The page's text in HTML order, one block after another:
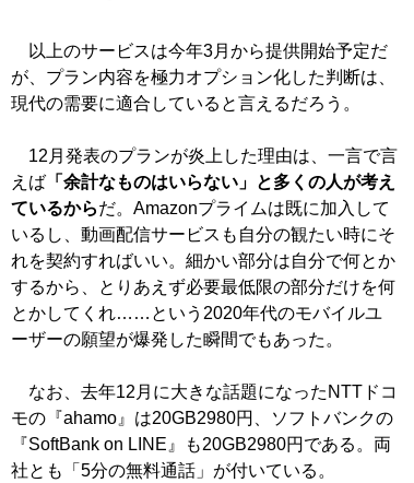
以上のサービスは今年3月から提供開始予定だ
が、プラン内容を極力オプション化した判断は、
現代の需要に適合していると言えるだろう。
12月発表のプランが炎上した理由は、一言で言
えば 「余計なものはいらない」と多くの人が考え
ているからだ。Amazonプライムは既に加入して
いるし、動画配信サービスも自分の観たい時にそ
れを契約すればいい。細かい部分は自分で何とか
するから、とりあえず必要最低限の部分だけを何
とかしてくれ……という2020年代のモバイルユ
ーザーの願望が爆発した瞬間でもあった。
なお、去年12月に大きな話題になったNTTドコ
モの『ahamo』は20GB2980円、ソフトバンクの
『SoftBank on LINE』も20GB2980円である。両
社とも「5分の無料通話」が付いている。